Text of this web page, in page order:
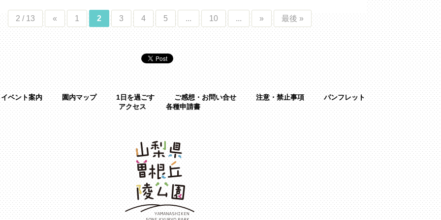
2 / 13 « 1 2 3 4 5 ... 10 ... » 最後 »
イベント案内 園内マップ 1日を過ごす ご感想・お問い合せ 注意・禁止事項
パンフレット
アクセス
各種申請書